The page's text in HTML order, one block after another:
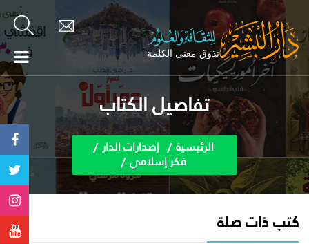
تفاصيل الكتاب
الرئيسية إصدارات الدار
فكر إسلامي
كتب ذات صلة